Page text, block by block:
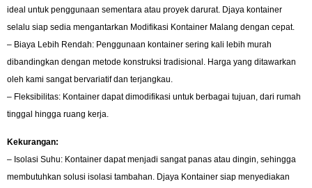
ideal untuk penggunaan sementara atau proyek darurat. Djaya kontainer
selalu siap sedia mengantarkan Modifikasi Kontainer Malang dengan cepat.
– Biaya Lebih Rendah: Penggunaan kontainer sering kali lebih murah
dibandingkan dengan metode konstruksi tradisional. Harga yang ditawarkan
oleh kami sangat bervariatif dan terjangkau.
– Fleksibilitas: Kontainer dapat dimodifikasi untuk berbagai tujuan, dari rumah
tinggal hingga ruang kerja.
Kekurangan:
– Isolasi Suhu: Kontainer dapat menjadi sangat panas atau dingin, sehingga
membutuhkan solusi isolasi tambahan. Djaya Kontainer siap menyediakan